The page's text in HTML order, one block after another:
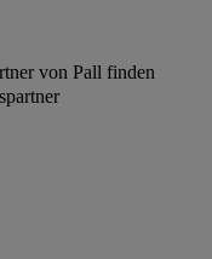
von Pall finden